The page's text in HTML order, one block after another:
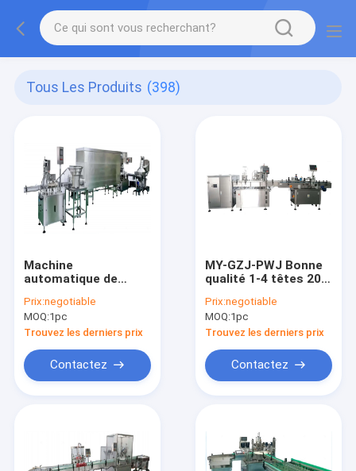
Tous Les Produits (398)
Machine
automatique de
et à froid de MY-GZJ-
RGA
Prix:negotiable
MOQ:1pc
Trouvez les derniers prix
Contactez
MY-GZJ-PWJ Bonne
qualité 1-4 têtes 20-
(personnalisable)
Machine de
remplissage par
pulvérisation
Prix:negotiable
MOQ:1pc
Trouvez les derniers prix
Contactez